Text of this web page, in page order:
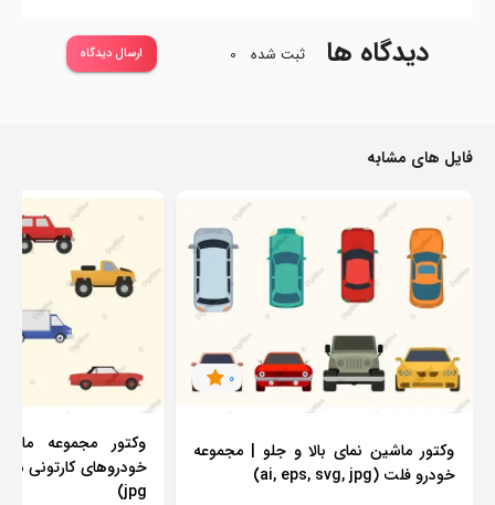
دیدگاه ها ثبت شده 0 ارسال دیدگاه
فایل های مشابه
0
وکتور ماشین نمای بالا و جلو | مجموعه
خودرو فلت (ai, eps, svg, jpg)
وکتور مجموعه
jpg)